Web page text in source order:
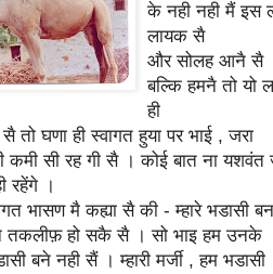
के नही नही मैं इस
लायक सै
और सोलह आनै सै ।
बल्कि हमनै तो यो
ही
तो घणा ही स्वागत हुया पर भाई , जरा
कमी सी रह गी सै । कोई बात ना
रहेंगे ।
भासण मै कह्या सै की - म्हारे भडासी
तकलीफ़ हो सकै सै । सो भाइ हम उनके
बने नही सैं । म्हारी मर्जी , हम भडासी